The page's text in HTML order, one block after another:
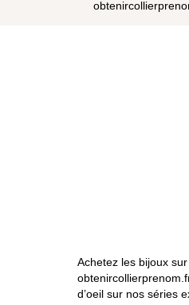
Achetez les bijoux sur
d’oeil sur nos séries